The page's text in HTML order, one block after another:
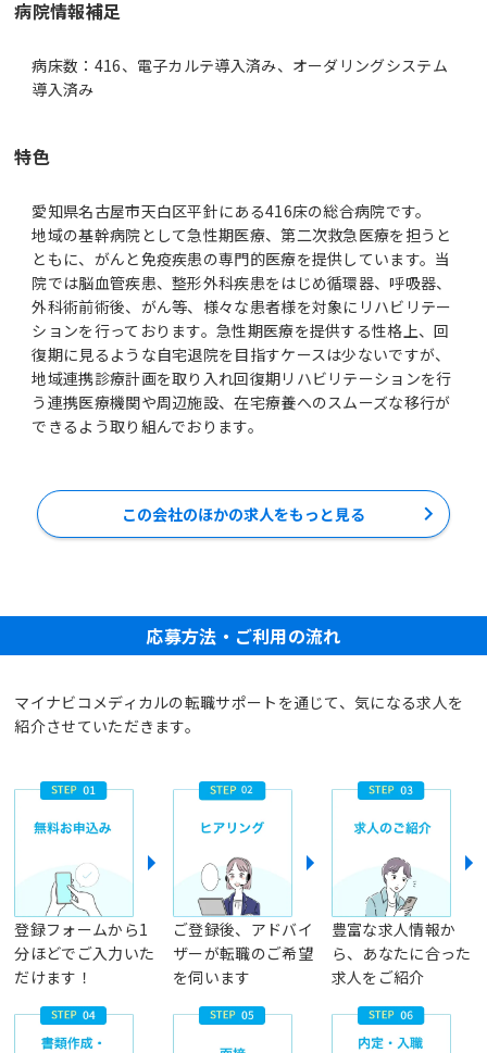
病院情報補足
病床数：416、電子カルテ導入済み、オーダリングシステム
導入済み
特色
愛知県名古屋市天白区平針にある416床の総合病院です。
地域の基幹病院として急性期医療、第二次救急医療を担うと
ともに、がんと免疫疾患の専門的医療を提供しています。当
院では脳血管疾患、整形外科疾患をはじめ循環器、呼吸器、
外科術前術後、がん等、様々な患者様を対象にリハビリテー
ションを行っております。急性期医療を提供する性格上、回
復期に見るような自宅退院を目指すケースは少ないですが、
地域連携診療計画を取り入れ回復期リハビリテーションを行
う連携医療機関や周辺施設、在宅療養へのスムーズな移行が
この会社のほかの求人をもっと見る
応募方法・ご利用の流れ
マイナビコメディカルの転職サポートを通じて、気になる求人を
紹介させていただきます。
登録フォームから1
分ほどでご入力いた
だけます！
ご登録後、アドバイ
ザーが転職のご希望
を伺います
豊富な求人情報か
ら、あなたに合った
求人をご紹介